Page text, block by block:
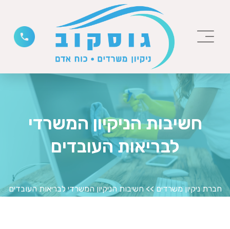
חשיבות הניקיון המשרדי
לבריאות העובדים
חברת ניקיון משרדים>>חשיבות הניקיון המשרדי לבריאות העובדים